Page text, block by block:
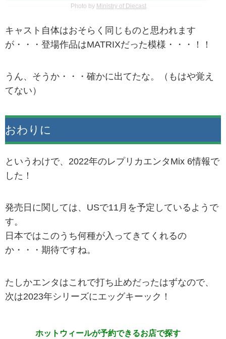
Photo by Ministry of Diecast
キャスト自体はおそらく同じものと思われます
が・・・登場作品はMATRIXだった模様・・・！！
うん、そうか・・・確かに出てたな。（もはや覚え
てない）
おわりに
というわけで、2022年のレプリカエンタMix 6情報で
した！
発売日に関しては、USで11月を予定しているようで
す。
日本ではこのうち何種が入ってきてくれるの
か・・・期待ですね。
たしかエンタはこれで打ち止めだったはずなので、
次は2023年シリーズにエッグキーック！
ホットウィールが予約できるお店で探す